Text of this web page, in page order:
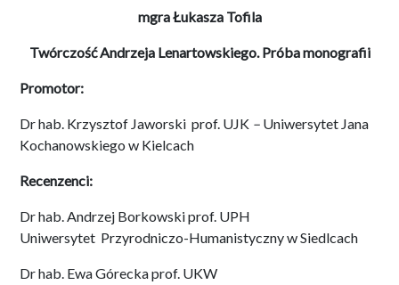
mgra Łukasza Tofila
Twórczość Andrzeja Lenartowskiego. Próba monografii
Promotor:
Dr hab. Krzysztof Jaworski prof. UJK – Uniwersytet Jana
Kochanowskiego w Kielcach
Recenzenci:
Dr hab. Andrzej Borkowski prof. UPH
Uniwersytet Przyrodniczo-Humanistyczny w Siedlcach
Dr hab. Ewa Górecka prof. UKW